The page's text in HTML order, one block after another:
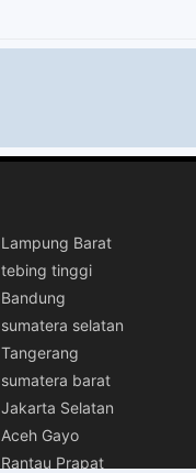
Lampung Barat
tebing tinggi
Bandung
sumatera selatan
Tangerang
sumatera barat
Jakarta Selatan
Aceh Gayo
Rantau Prapat